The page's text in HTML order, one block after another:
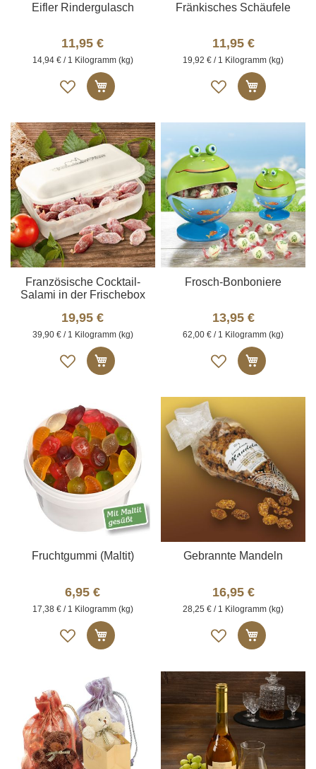
Eifler Rindergulasch
11,95 €
14,94 € / 1 Kilogramm (kg)
Auf
die
In den Warenkorb
Fränkisches Schäufele
11,95 €
19,92 € / 1 Kilogramm (kg)
Auf
die
In den
Französische Cocktail-
Salami in der Frischebox
19,95 €
39,90 € / 1 Kilogramm (kg)
Auf
die
In den Warenkorb
Frosch-Bonboniere
13,95 €
62,00 € / 1 Kilogramm (kg)
Auf
die
In den
Fruchtgummi (Maltit)
6,95 €
17,38 € / 1 Kilogramm (kg)
Auf
die
In den Warenkorb
Gebrannte Mandeln
16,95 €
28,25 € / 1 Kilogramm (kg)
Auf
die
In den